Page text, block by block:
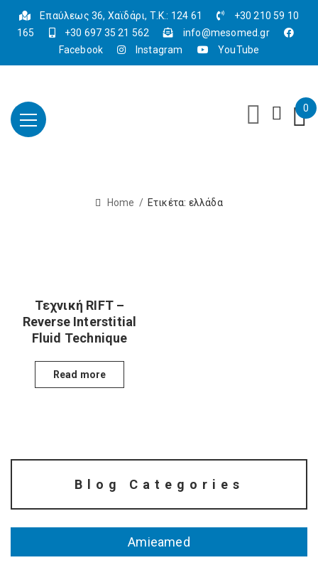
Επαύλεως 36, Χαϊδάρι, Τ.Κ.: 124 61
+30 210 59 10
165
+30 697 35 21 562
info@mesomed.gr
Facebook
Instagram YouTube
0
Home Ετικέτα: ελλάδα
Τεχνική RIFT –
Reverse Interstitial
Fluid Technique
Read more
Blog Categories
Amieamed